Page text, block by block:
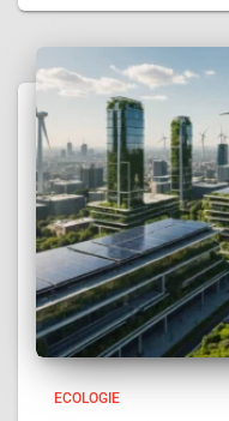
ECOLOGIE